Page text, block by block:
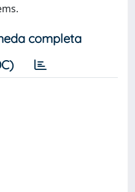
completa